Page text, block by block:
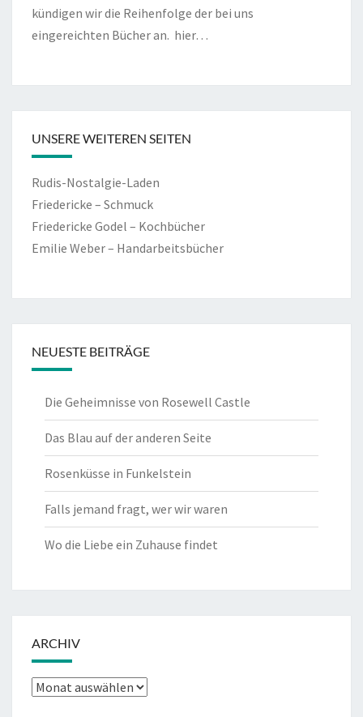
kündigen wir die Reihenfolge der bei uns
eingereichten Bücher an. hier…
UNSERE WEITEREN SEITEN
Rudis-Nostalgie-Laden
Friedericke – Schmuck
Friedericke Godel – Kochbücher
Emilie Weber – Handarbeitsbücher
NEUESTE BEITRÄGE
Die Geheimnisse von Rosewell Castle
Das Blau auf der anderen Seite
Rosenküsse in Funkelstein
Falls jemand fragt, wer wir waren
Wo die Liebe ein Zuhause findet
ARCHIV
Archiv